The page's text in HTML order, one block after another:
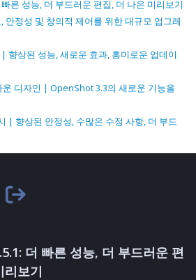
른 성능, 더 부드러운 편집, 더 나은 미리보기
안정성 및 창의적 제어를 위한 대규모 업그레
향상된 성능, 새로운 효과, 흥미로운 업데이
운 디자인 | OpenShot 3.3의 새로운 기능을
| 향상된 안정성, 수많은 수정 사항, 더 부드
더 빠른 성능, 더 부드러운 편
리보기